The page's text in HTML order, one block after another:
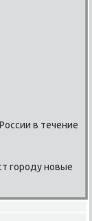
в течение
городу новые